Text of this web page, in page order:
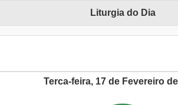
Liturgia do Dia
Terca-feira, 17 de Fevereiro